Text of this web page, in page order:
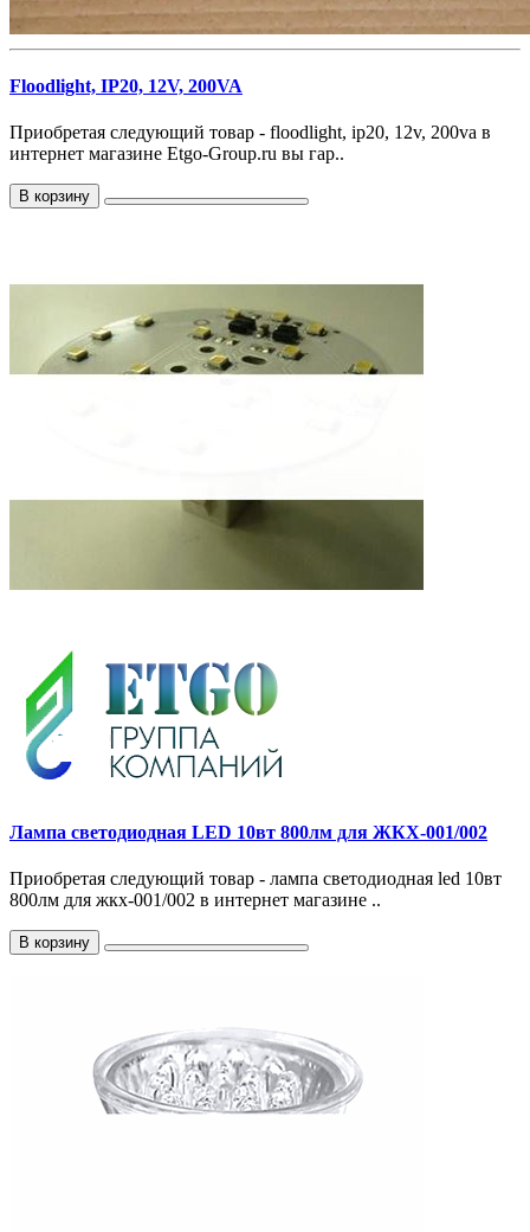
Floodlight, IP20, 12V, 200VA
Приобретая следующий товар - floodlight, ip20, 12v, 200va в
интернет магазине Etgo-Group.ru вы гар..
В корзину
Лампа светодиодная LED 10вт 800лм для ЖКХ-001/002
Приобретая следующий товар - лампа светодиодная led 10вт
800лм для жкх-001/002 в интернет магазине ..
В корзину